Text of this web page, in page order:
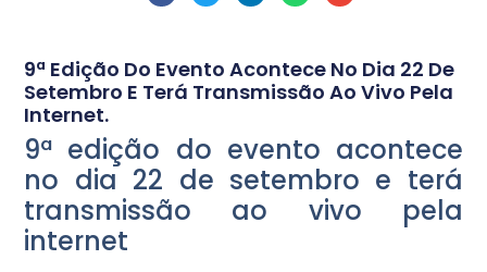
9ª Edição Do Evento Acontece No Dia 22 De
Setembro E Terá Transmissão Ao Vivo Pela
Internet.
9ª edição do evento acontece
no dia 22 de setembro e terá
transmissão ao vivo pela
internet